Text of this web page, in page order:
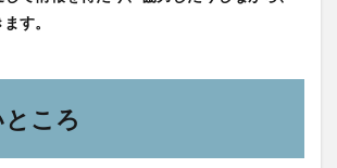
す。
ころ